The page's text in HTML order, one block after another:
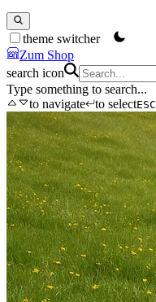
theme switcher
Zum Shop
search icon
Type something to search...
to navigate
to selectESC